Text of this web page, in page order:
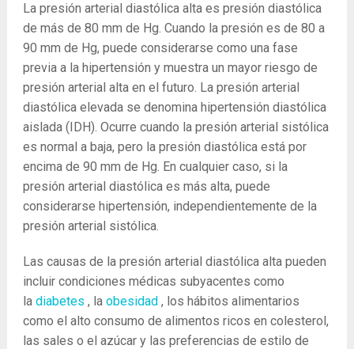
La presión arterial diastólica alta es presión diastólica
de más de 80 mm de Hg. Cuando la presión es de 80 a
90 mm de Hg, puede considerarse como una fase
previa a la hipertensión y muestra un mayor riesgo de
presión arterial alta en el futuro. La presión arterial
diastólica elevada se denomina hipertensión diastólica
aislada (IDH). Ocurre cuando la presión arterial sistólica
es normal a baja, pero la presión diastólica está por
encima de 90 mm de Hg. En cualquier caso, si la
presión arterial diastólica es más alta, puede
considerarse hipertensión, independientemente de la
presión arterial sistólica.
Las causas de la presión arterial diastólica alta pueden
incluir condiciones médicas subyacentes como
la diabetes , la obesidad, los hábitos alimentarios
como el alto consumo de alimentos ricos en colesterol,
las sales o el azúcar y las preferencias de estilo de